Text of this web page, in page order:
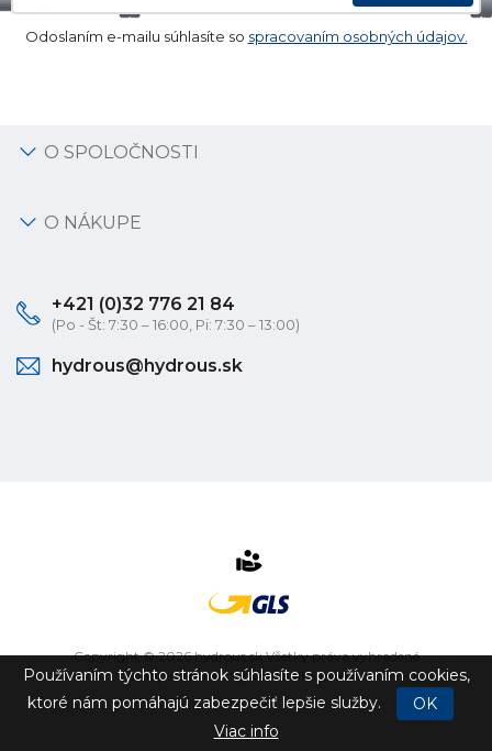
Odoslaním e-mailu súhlasíte so spracovaním osobných údajov.
O SPOLOČNOSTI
O NÁKUPE
+421 (0)32 776 21 84
(Po - Št: 7:30 – 16:00, Pi: 7:30 – 13:00)
hydrous@hydrous.sk
Copyright © 2026 hydrous.sk Všetky práva vyhradené
eshop na mieruvytvorilovibration.sk
Používaním týchto stránok súhlasíte s používaním cookies,
ktoré nám pomáhajú zabezpečiť lepšie služby.
OK
Viac info